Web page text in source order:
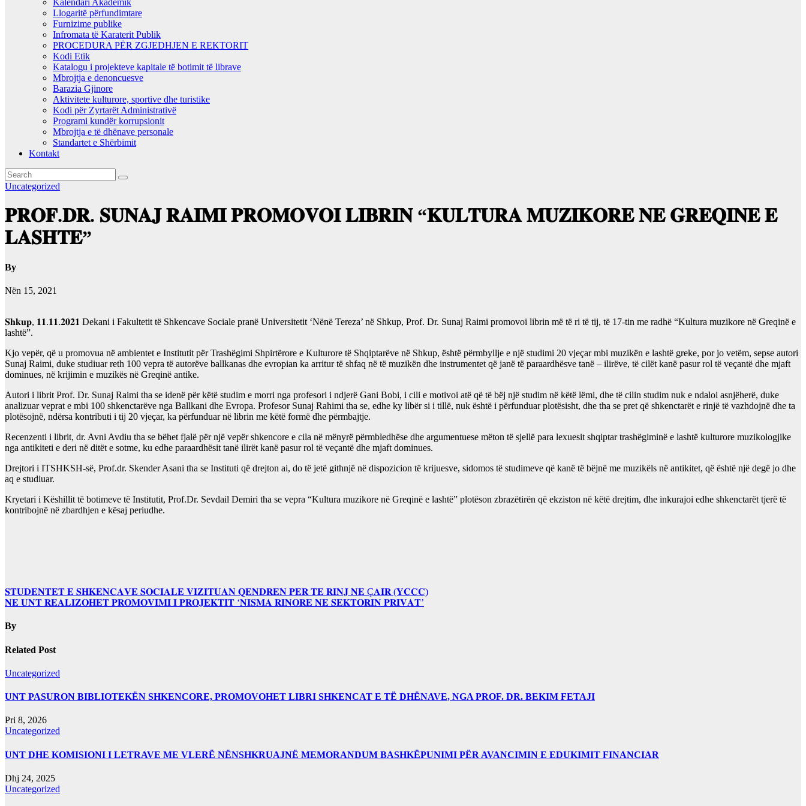
Llogaritë përfundimtare
Furnizime publike
Infromata të Karaterit Publik
PROCEDURA PËR ZGJEDHJEN E REKTORIT
Kodi Etik
Katalogu i projekteve kapitale të botimit të librave
Mbrojtja e denoncuesve
Barazia Gjinore
Aktivitete kulturore, sportive dhe turistike
Kodi për Zyrtarët Administrativë
Programi kundër korrupsionit
Mbrojtja e të dhënave personale
Standartet e Shërbimit
Kontakt
Uncategorized
𝐏𝐑𝐎𝐅.𝐃𝐑. 𝐒𝐔𝐍𝐀𝐉 𝐑𝐀𝐈𝐌𝐈 𝐏𝐑𝐎𝐌𝐎𝐕𝐎𝐈 𝐋𝐈𝐁𝐑𝐈𝐍 “𝐊𝐔𝐋𝐓𝐔𝐑𝐀 𝐌𝐔𝐙𝐈𝐊𝐎𝐑𝐄 𝐍𝐄 𝐆𝐑𝐄𝐐𝐈𝐍𝐄 𝐄
𝐋𝐀𝐒𝐇𝐓𝐄”
By
Nën 15, 2021
𝐒𝐡𝐤𝐮𝐩, 𝟏𝟏.𝟏𝟏.𝟐𝟎𝟐𝟏 Dekani i Fakultetit të Shkencave Sociale pranë Universitetit ‘Nënë Tereza’ në Shkup, Prof. Dr. Sunaj Raimi promovoi librin më të ri të tij, të 17-tin me radhë “Kultura muzikore në Greqinë e
lashtë”.
Kjo vepër, që u promovua në ambientet e Institutit për Trashëgimi Shpirtërore e Kulturore të Shqiptarëve në Shkup, është përmbyllje e një studimi 20 vjeçar mbi muzikën e lashtë greke, por jo vetëm, sepse autori
Sunaj Raimi, duke studiuar reth 100 vepra të autorëve ballkanas dhe evropian ka arritur të shfaq në të muzikën dhe instrumentet që janë të paraardhësve tanë – ilirëve, të cilët kanë pasur rol të veçantë dhe mjaft
dominues, në krijimin e muzikës në Greqinë antike.
Autori i librit Prof. Dr. Sunaj Raimi tha se idenë për këtë studim e morri nga profesori i ndjerë Gani Bobi, i cili e motivoi atë që të bëj një studim në këtë lëmi, dhe të cilin studim nuk e ndaloi asnjëherë, duke
analizuar veprat e mbi 100 shkenctarëve nga Ballkani dhe Evropa. Profesor Sunaj Rahimi tha se, edhe ky libër si i tillë, nuk është i përfunduar plotësisht, dhe tha se pret që shkenctarët e rinjë të vazhdojnë dhe ta
plotësojnë, ndërsa kontributi i tij 20 vjeçar, ka përfunduar në librin me këtë formë dhe përmbajtje.
Recenzenti i librit, dr. Avni Avdiu tha se bëhet fjalë për një vepër shkencore e cila në mënyrë përmbledhëse dhe argumentuese mëton të sjellë para lexuesit shqiptar trashëgiminë e lashtë kulturore muzikologjike
nga antikiteti e deri në ditët e sotme, ku edhe paraardhësit tanë ilirët kanë pasur rol të veçantë dhe mjaft dominues.
Drejtori i ITSHKSH-së, Prof.dr. Skender Asani tha se Instituti që drejton ai, do të jetë githnjë në dispozicion të krijuesve, sidomos të studimeve që kanë të bëjnë me muzikëls në antikitet, që është një degë jo dhe
aq e studiuar.
Kryetari i Këshillit të botimeve të Institutit, Prof.Dr. Sevdail Demiri tha se vepra “Kultura muzikore në Greqinë e lashtë” plotëson zbrazëtirën që ekziston në këtë drejtim, dhe inkurajoi edhe shkenctarët tjerë të
kontribojnë në zbardhjen e kësaj periudhe.
Lëvizje
te
postimet
𝐒𝐓𝐔𝐃𝐄𝐍𝐓𝐄𝐓 𝐄 𝐒𝐇𝐊𝐄𝐍𝐂𝐀𝐕𝐄 𝐒𝐎𝐂𝐈𝐀𝐋𝐄 𝐕𝐈𝐙𝐈𝐓𝐔𝐀𝐍 𝐐𝐄𝐍𝐃𝐑𝐄𝐍 𝐏𝐄𝐑 𝐓𝐄 𝐑𝐈𝐍𝐉 𝐍𝐄 Ç𝐀𝐈𝐑 (𝐘𝐂𝐂𝐂)
𝐍𝐄 𝐔𝐍𝐓 𝐑𝐄𝐀𝐋𝐈𝐙𝐎𝐇𝐄𝐓 𝐏𝐑𝐎𝐌𝐎𝐕𝐈𝐌𝐈 𝐈 𝐏𝐑𝐎𝐉𝐄𝐊𝐓𝐈𝐓 ‘𝐍𝐈𝐒𝐌𝐀 𝐑𝐈𝐍𝐎𝐑𝐄 𝐍𝐄 𝐒𝐄𝐊𝐓𝐎𝐑𝐈𝐍 𝐏𝐑𝐈𝐕𝐀𝐓’
By
Related Post
Uncategorized
UNT PASURON BIBLIOTEKËN SHKENCORE, PROMOVOHET LIBRI SHKENCAT E TË DHËNAVE, NGA PROF. DR. BEKIM FETAJI
Pri 8, 2026
Uncategorized
UNT DHE KOMISIONI I LETRAVE ME VLERË NËNSHKRUAJNË MEMORANDUM BASHKËPUNIMI PËR AVANCIMIN E EDUKIMIT FINANCIAR
Dhj 24, 2025
Uncategorized